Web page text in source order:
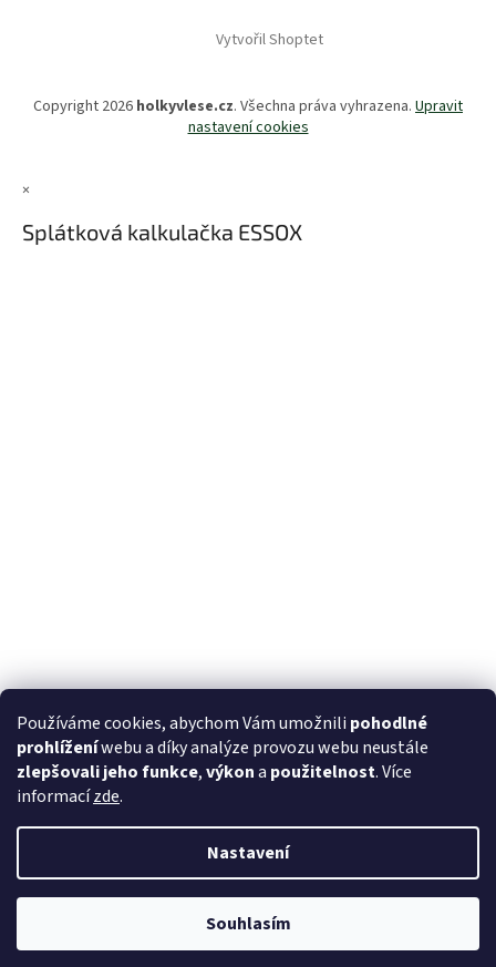
Používáme cookies, abychom Vám umožnili pohodlné
prohlíženíwebu a díky analýze provozu webu neustále
zlepšovali jeho funkce,výkona použitelnost. Více
informacízde.
Nastavení
Souhlasím
Vytvořil Shoptet
Copyright 2026 holkyvlese.cz. Všechna práva vyhrazena. Upravit
nastavení cookies
×
Splátková kalkulačka ESSOX